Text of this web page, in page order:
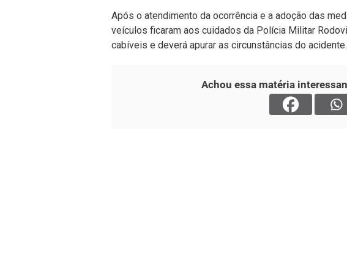
Após o atendimento da ocorrência e a adoção das
veículos ficaram aos cuidados da Polícia Militar
cabíveis e deverá apurar as circunstâncias do acidente.
Achou essa matéria